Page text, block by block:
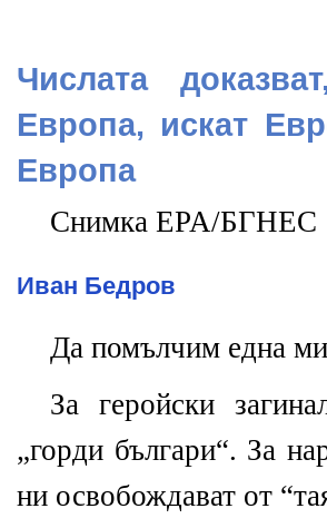
Числата
Европа, искат
Европа
Снимка EPA/БГНЕС
Иван Бедров
Да помълчим една
За геройски
„горди българи“. За
ни освобождават от “